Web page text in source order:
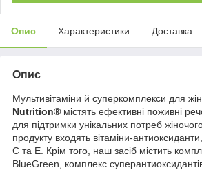
Опис Характеристики Доставка
Опис
Мультивітаміни й суперкомплекси для
Nutrition® містять ефективні поживні
для підтримки унікальних потреб
продукту входять вітаміни-
C та E. Крім того, наш засіб містить
BlueGreen, комплекс